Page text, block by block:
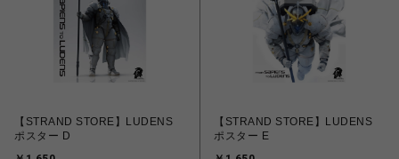
【STRAND STORE】LUDENS
ポスター D
【STRAND STORE】LUDENS
ポスター E